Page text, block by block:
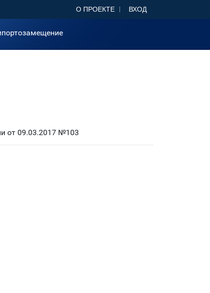
О ПРОЕКТЕ ВХОД
от 09.03.2017 №103